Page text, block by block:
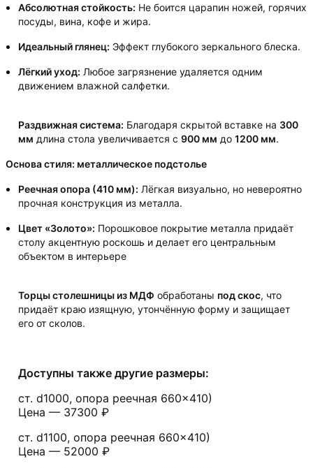
Абсолютная стойкость: Не боится царапин ножей, горячих
посуды, вина, кофе и жира.
Идеальный глянец: Эффект глубокого зеркального блеска.
Лёгкий уход: Любое загрязнение удаляется одним
движением влажной салфетки.
Раздвижная система: Благодаря скрытой вставке на 300
мм длина стола увеличивается с 900 мм до 1200 мм.
Основа стиля: металлическое подстолье
Реечная опора (410 мм): Лёгкая визуально, но невероятно
прочная конструкция из металла.
Цвет «Золото»: Порошковое покрытие металла придаёт
столу акцентную роскошь и делает его центральным
объектом в интерьере
Торцы столешницы из МДФ обработаны под скос, что
придаёт краю изящную, утончённую форму и защищает
его от сколов.
Доступны также другие размеры:
ст. d1000, опора реечная 660×410)
Цена — 37300 ₽
ст. d1100, опора реечная 660×410)
Цена — 52000 ₽